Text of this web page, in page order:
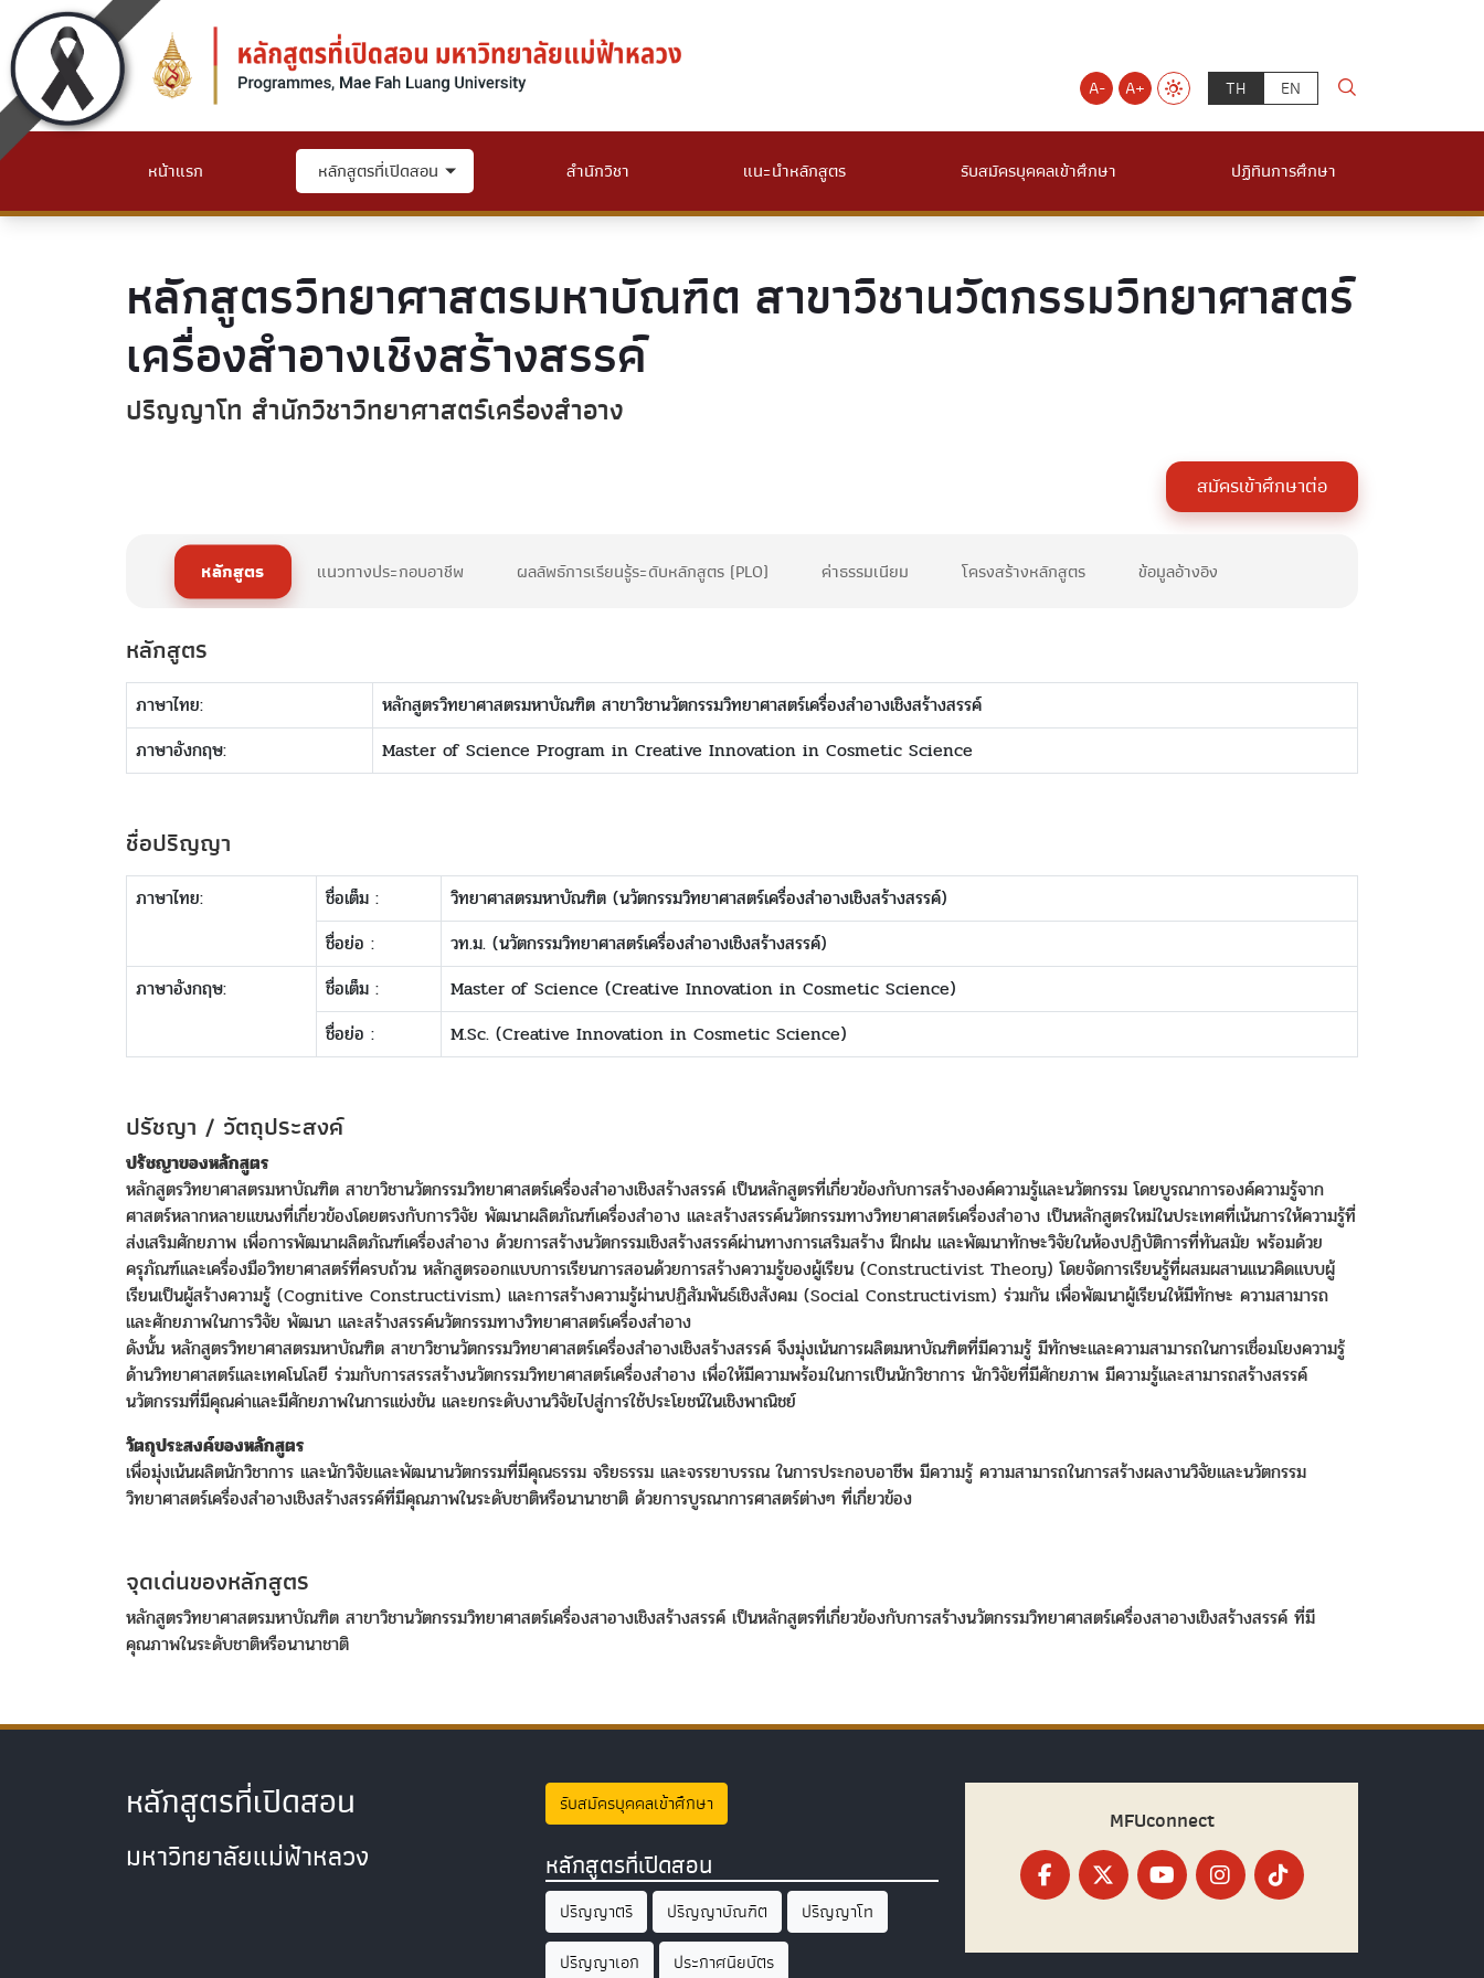
A- A+ TH EN
หน้าแรก หลักสูตรที่เปิดสอน สำนักวิชา แนะนำหลักสูตร รับสมัครบุคคลเข้าศึกษา ปฏิทินการศึกษา
หลักสูตรวิทยาศาสตรมหาบัณฑิต สาขาวิชานวัตกรรมวิทยาศาสตร์
เครื่องสำอางเชิงสร้างสรรค์
ปริญญาโท สำนักวิชาวิทยาศาสตร์เครื่องสำอาง
สมัครเข้าศึกษาต่อ
หลักสูตร แนวทางประกอบอาชีพ ผลลัพธ์การเรียนรู้ระดับหลักสูตร (PLO) ค่าธรรมเนียม โครงสร้างหลักสูตร ข้อมูลอ้างอิง
หลักสูตร
ภาษาไทย:
หลักสูตรวิทยาศาสตรมหาบัณฑิต สาขาวิชานวัตกรรมวิทยาศาสตร์เครื่องสำอางเชิงสร้างสรรค์
ภาษาอังกฤษ:
Master of Science Program in Creative Innovation in Cosmetic Science
ชื่อปริญญา
ภาษาไทย: ชื่อเต็ม :
วิทยาศาสตรมหาบัณฑิต (นวัตกรรมวิทยาศาสตร์เครื่องสำอางเชิงสร้างสรรค์)
ชื่อย่อ :
วท.ม. (นวัตกรรมวิทยาศาสตร์เครื่องสำอางเชิงสร้างสรรค์)
ภาษาอังกฤษ:
ชื่อเต็ม :
Master of Science (Creative Innovation in Cosmetic Science)
ชื่อย่อ :
M.Sc. (Creative Innovation in Cosmetic Science)
ปรัชญา / วัตถุประสงค์
ปรัชญาของหลักสูตร
หลักสูตรวิทยาศาสตรมหาบัณฑิต สาขาวิชานวัตกรรมวิทยาศาสตร์เครื่องสำอางเชิงสร้างสรรค์ เป็นหลักสูตรที่เกี่ยวข้องกับการสร้างองค์ความรู้และนวัตกรรม โดยบูรณาการองค์ความรู้จาก
ศาสตร์หลากหลายแขนงที่เกี่ยวข้องโดยตรงกับการวิจัย พัฒนาผลิตภัณฑ์เครื่องสำอาง และสร้างสรรค์นวัตกรรมทางวิทยาศาสตร์เครื่องสำอาง เป็นหลักสูตรใหม่ในประเทศที่เน้นการให้ความรู้ที่
ส่งเสริมศักยภาพ เพื่อการพัฒนาผลิตภัณฑ์เครื่องสำอาง ด้วยการสร้างนวัตกรรมเชิงสร้างสรรค์ผ่านทางการเสริมสร้าง ฝึกฝน และพัฒนาทักษะวิจัยในห้องปฏิบัติการที่ทันสมัย พร้อมด้วย
ครุภัณฑ์และเครื่องมือวิทยาศาสตร์ที่ครบถ้วน หลักสูตรออกแบบการเรียนการสอนด้วยการสร้างความรู้ของผู้เรียน (Constructivist Theory) โดยจัดการเรียนรู้ที่ผสมผสานแนวคิดแบบผู้
เรียนเป็นผู้สร้างความรู้ (Cognitive Constructivism) และการสร้างความรู้ผ่านปฏิสัมพันธ์เชิงสังคม (Social Constructivism) ร่วมกัน เพื่อพัฒนาผู้เรียนให้มีทักษะ ความสามารถ
และศักยภาพในการวิจัย พัฒนา และสร้างสรรค์นวัตกรรมทางวิทยาศาสตร์เครื่องสำอาง
ดังนั้น หลักสูตรวิทยาศาสตรมหาบัณฑิต สาขาวิชานวัตกรรมวิทยาศาสตร์เครื่องสำอางเชิงสร้างสรรค์ จึงมุ่งเน้นการผลิตมหาบัณฑิตที่มีความรู้ มีทักษะและความสามารถในการเชื่อมโยงความรู้
ด้านวิทยาศาสตร์และเทคโนโลยี ร่วมกับการสรรสร้างนวัตกรรมวิทยาศาสตร์เครื่องสำอาง เพื่อให้มีความพร้อมในการเป็นนักวิชาการ นักวิจัยที่มีศักยภาพ มีความรู้และสามารถสร้างสรรค์
นวัตกรรมที่มีคุณค่าและมีศักยภาพในการแข่งขัน และยกระดับงานวิจัยไปสู่การใช้ประโยชน์ในเชิงพาณิชย์
วัตถุประสงค์ของหลักสูตร
เพื่อมุ่งเน้นผลิตนักวิชาการ และนักวิจัยและพัฒนานวัตกรรมที่มีคุณธรรม จริยธรรม และจรรยาบรรณ ในการประกอบอาชีพ มีความรู้ ความสามารถในการสร้างผลงานวิจัยและนวัตกรรม
วิทยาศาสตร์เครื่องสำอางเชิงสร้างสรรค์ที่มีคุณภาพในระดับชาติหรือนานาชาติ ด้วยการบูรณาการศาสตร์ต่างๆ ที่เกี่ยวข้อง
จุดเด่นของหลักสูตร
หลักสูตรวิทยาศาสตรมหาบัณฑิต สาขาวิชานวัตกรรมวิทยาศาสตร์เครื่องสาอางเชิงสร้างสรรค์ เป็นหลักสูตรที่เกี่ยวข้องกับการสร้างนวัตกรรมวิทยาศาสตร์เครื่องสาอางเขิงสร้างสรรค์ ที่มี
คุณภาพในระดับชาติหรือนานาชาติ
หลักสูตรที่เปิดสอน
มหาวิทยาลัยแม่ฟ้าหลวง
รับสมัครบุคคลเข้าศึกษา
หลักสูตรที่เปิดสอน
ปริญญาตรี ปริญญาบัณฑิต
ปริญญาโท
ปริญญาเอก
ประกาศนียบัตร
MFUconnect